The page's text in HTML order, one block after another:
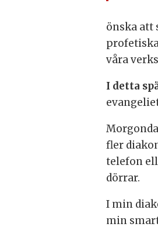
önska att
våra
I detta
fler
telefon
dörrar.
I min
min